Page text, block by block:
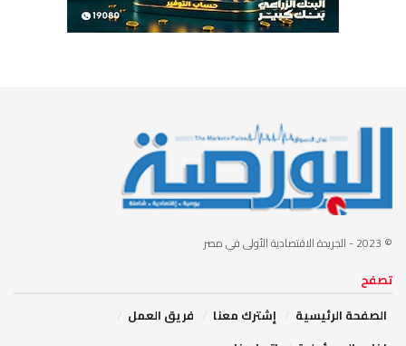
© 2023 - الجريدة الاقتصادية الأولى في مصر
تصفح
الصفحة الرئيسية
إشترك معنا
فريق العمل